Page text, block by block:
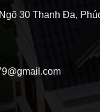
30 Thanh Đa,